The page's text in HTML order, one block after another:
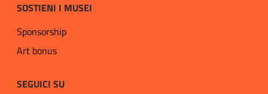
SOSTIENI I MUSEI
Sponsorship
Art bonus
SEGUICI SU